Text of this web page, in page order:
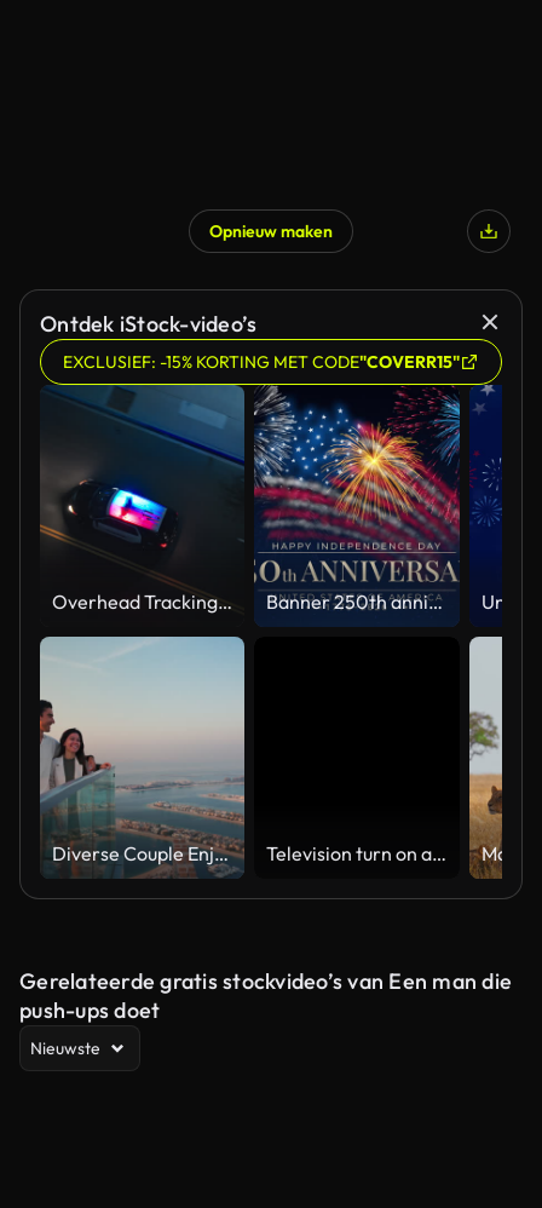
Opnieuw maken
Ontdek iStock-video’s
EXCLUSIEF: -15% KORTING MET CODE"COVERR15"
Overhead Tracking Drone Shot of a Police Car Driving on a City Street with Lights On at Night Banner 250th anniversary of the USA. 250 years of independence. 4th of july 2026 usa independence day, video greeting card. US flag fireworks on blue sky background. Fourth of july. 4k seamless loop
Diverse Couple Enjoying Sunset Views from High Rise Sky Deck Overlooking Palm Jumeirah Television turn on and off. Switch on tv effect, switch off tv effect. Turn on Lcd TV effect, turn off TV effect . Led Tv on and off on black background
Gerelateerde gratis stockvideo’s van Een man die
push-ups doet
Nieuwste